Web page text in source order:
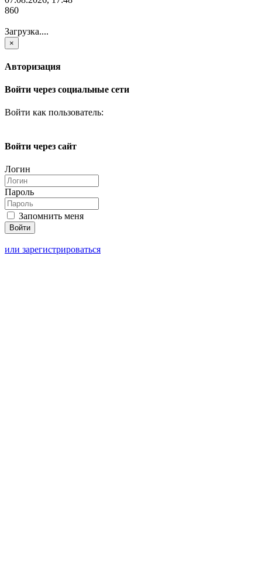
860
Загрузка....
×
Авторизация
Войти через социальные сети
Войти как пользователь:
Войти через сайт
Логин
Пароль
Запомнить меня
или зарегистрироваться